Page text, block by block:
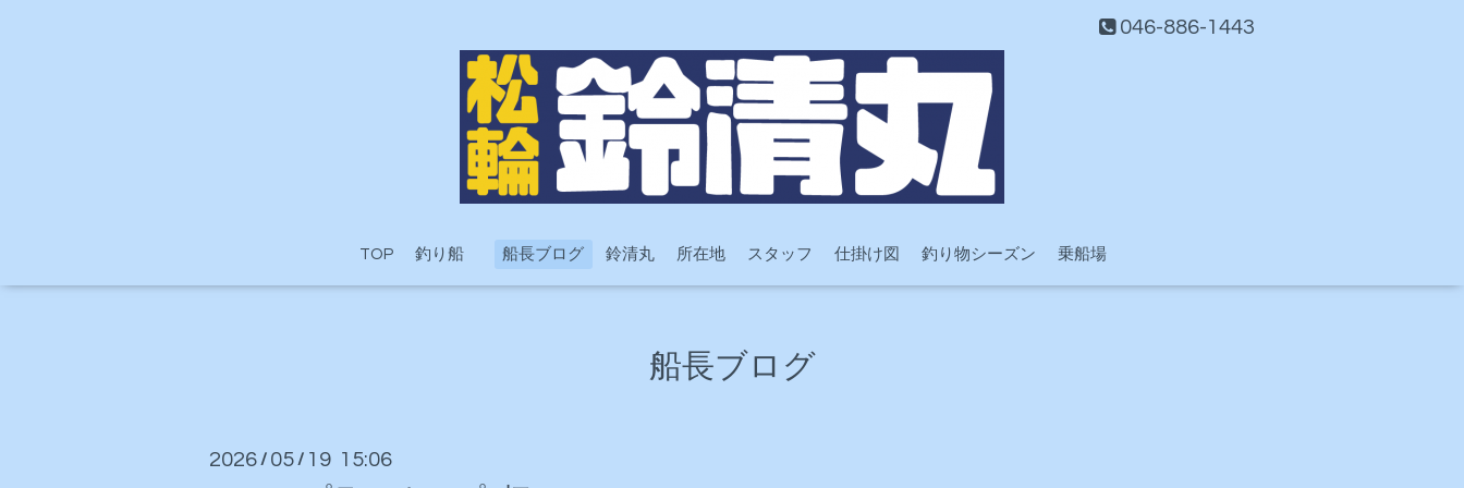
046-886-1443
TOP 釣り船 船長ブログ 鈴清丸 所在地 スタッフ 仕掛け図 釣り物シーズン 乗船場
船長ブログ
2026 / 05 / 19 15:06